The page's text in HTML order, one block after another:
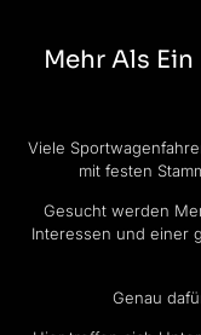
Mehr Als
Viele
mit festen
Gesucht werden
Interessen und einer
Genau